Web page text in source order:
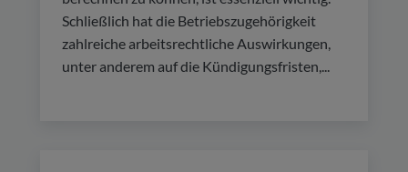
Schließlich hat die Betriebszugehörigkeit
zahlreiche arbeitsrechtliche Auswirkungen,
unter anderem auf die Kündigungsfristen,...